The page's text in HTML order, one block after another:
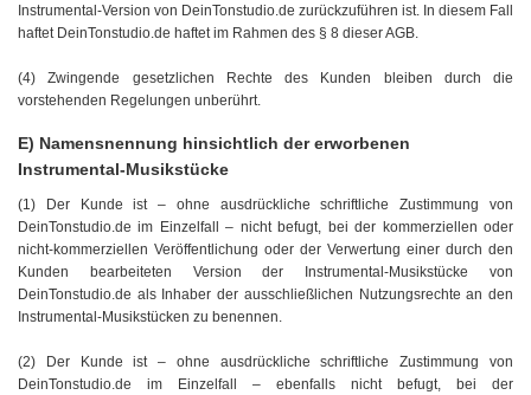
Instrumental-Version von DeinTonstudio.de zurückzuführen ist. In diesem Fall
haftet DeinTonstudio.de haftet im Rahmen des § 8 dieser AGB.
(4) Zwingende gesetzlichen Rechte des Kunden bleiben durch die
vorstehenden Regelungen unberührt.
E) Namensnennung hinsichtlich der erworbenen
Instrumental-Musikstücke
(1) Der Kunde ist – ohne ausdrückliche schriftliche Zustimmung von
DeinTonstudio.de im Einzelfall – nicht befugt, bei der kommerziellen oder
nicht-kommerziellen Veröffentlichung oder der Verwertung einer durch den
Kunden bearbeiteten Version der Instrumental-Musikstücke von
DeinTonstudio.de als Inhaber der ausschließlichen Nutzungsrechte an den
Instrumental-Musikstücken zu benennen.
(2) Der Kunde ist – ohne ausdrückliche schriftliche Zustimmung von
DeinTonstudio.de im Einzelfall – ebenfalls nicht befugt, bei der